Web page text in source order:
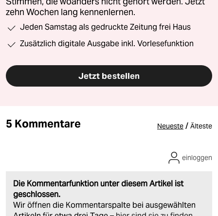
zehn Wochen lang kennenlernen.
Jeden Samstag als gedruckte Zeitung frei Haus
Zusätzlich digitale Ausgabe inkl. Vorlesefunktion
Jetzt bestellen
5 Kommentare Neueste / Älteste
Die Kommentarfunktion unter diesem Artikel ist
geschlossen.
Wir öffnen die Kommentarspalte bei ausgewählten
einloggen